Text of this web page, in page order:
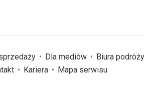
Dla mediów
Biura podróży
Kariera Mapa serwisu